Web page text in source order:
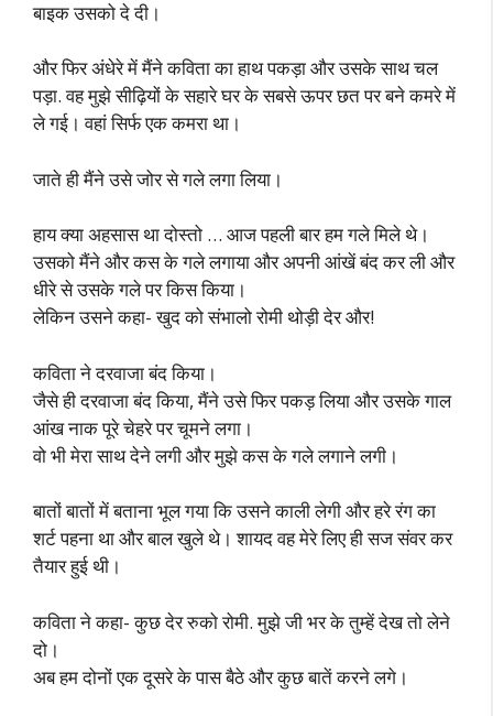
बाइक उसको दे दी।
और फिर अंधेरे में मैंने कविता का हाथ पकड़ा और उसके साथ चल
पड़ा. वह मुझे सीढ़ियों के सहारे घर के सबसे ऊपर छत पर बने कमरे में
ले गई। वहां सिर्फ एक कमरा था।
जाते ही मैंने उसे जोर से गले लगा लिया।
हाय क्या अहसास था दोस्तो … आज पहली बार हम गले मिले थे।
उसको मैंने और कस के गले लगाया और अपनी आंखें बंद कर ली और
धीरे से उसके गले पर किस किया।
लेकिन उसने कहा- खुद को संभालो रोमी थोड़ी देर और!
कविता ने दरवाजा बंद किया।
जैसे ही दरवाजा बंद किया, मैंने उसे फिर पकड़ लिया और उसके गाल
आंख नाक पूरे चेहरे पर चूमने लगा।
वो भी मेरा साथ देने लगी और मुझे कस के गले लगाने लगी।
बातों बातों में बताना भूल गया कि उसने काली लेगी और हरे रंग का
शर्ट पहना था और बाल खुले थे। शायद वह मेरे लिए ही सज संवर कर
तैयार हुई थी।
कविता ने कहा- कुछ देर रुको रोमी. मुझे जी भर के तुम्हें देख तो लेने
दो।
अब हम दोनों एक दूसरे के पास बैठे और कुछ बातें करने लगे।